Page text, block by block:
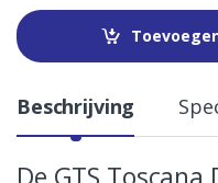
t
i
Beschrijving